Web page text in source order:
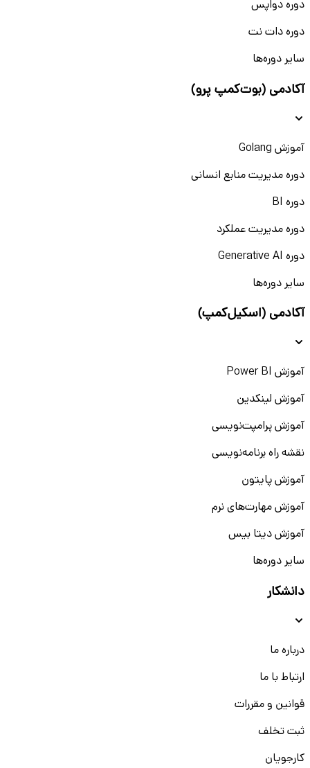
دوره دواپس
دوره دات نت
سایر دوره‌ها
آکادمی (بوت‌کمپ پرو)
آموزش Golang
دوره مدیریت منابع انسانی
دوره BI
دوره مدیریت عملکرد
دوره Generative AI
سایر دوره‌ها
آکادمی (اسکیل‌کمپ)
آموزش Power BI
آموزش لینکدین
آموزش پرامپت‌نویسی
نقشه راه برنامه‌نویسی
آموزش پایتون
آموزش مهارت‌های نرم
آموزش دیتا بیس
سایر دوره‌ها
دانشکار
درباره ما
ارتباط با ما
قوانین و مقررات
ثبت تخلف
کارجویان